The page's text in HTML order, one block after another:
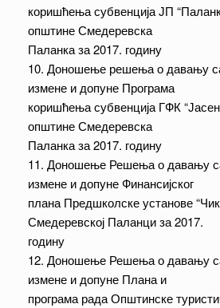
коришћења субвенција ЈП
општине Смедеревска
Паланка за 2017. годину
10. Доношење решења о давању
измене и допуне Програма
коришћења субвенција ГФК
општине Смедеревска
Паланка за 2017. годину
11. Доношење Решења о давању
измене и допуне Финансијског
плана Предшколске установе
Смедеревској Паланци за 2017.
годину
12. Доношење Решења о давању
измене и допуне Плана и
програма рада Општинске